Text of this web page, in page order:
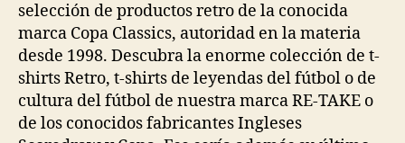
selección de productos retro de la conocida
marca Copa Classics, autoridad en la materia
desde 1998. Descubra la enorme colección de t-
shirts Retro, t-shirts de leyendas del fútbol o de
cultura del fútbol de nuestra marca RE-TAKE o
de los conocidos fabricantes Ingleses